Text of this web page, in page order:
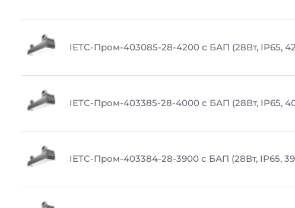
IETC-Пром-403085-28-4200 с БАП (28Вт, IP65,
IETC-Пром-403385-28-4000 с БАП (28Вт, IP65,
IETC-Пром-403384-28-3900 с БАП (28Вт, IP65,